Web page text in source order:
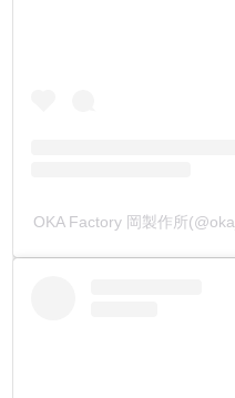
OKA Factory 岡製作所